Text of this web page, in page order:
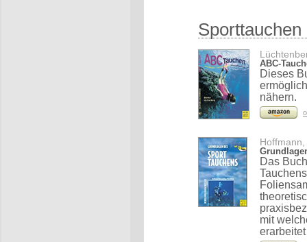
Sporttauchen
ABC-
Dieses
nähern.
Das
mit